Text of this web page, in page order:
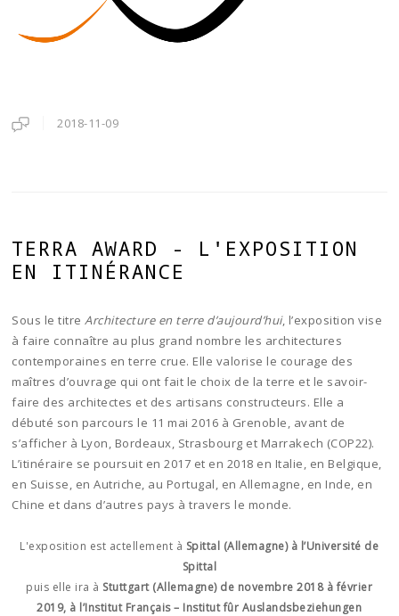
2018-11-09
TERRA AWARD - L'EXPOSITION
EN ITINÉRANCE
Sous le titreArchitecture en terre d’aujourd’hui, l’exposition vise
à faire connaître au plus grand nombre les architectures
contemporaines en terre crue. Elle valorise le courage des
maîtres d’ouvrage qui ont fait le choix de la terre et le savoir-
faire des architectes et des artisans constructeurs. Elle a
débuté son parcours le 11 mai 2016 à Grenoble, avant de
s’afficher à Lyon, Bordeaux, Strasbourg et Marrakech (COP22).
L’itinéraire se poursuit en 2017 et en 2018 en Italie, en Belgique,
en Suisse, en Autriche, au Portugal, en Allemagne, en Inde, en
Chine et dans d’autres pays à travers le monde.
L'exposition est actellement à Spittal (Allemagne) à l’Université de
Spittal
puis elle ira à Stuttgart (Allemagne) de novembre 2018 à février
2019, à l’Institut Français – Institut fûr Auslandsbeziehungen